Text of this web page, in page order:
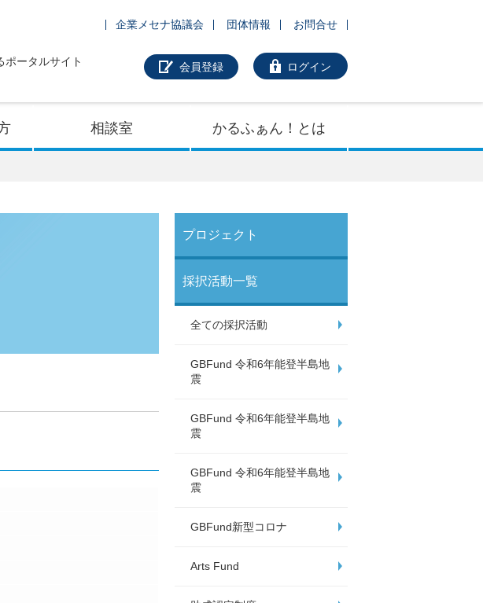
ポータルサイト
企業メセナ協議会 団体情報 お問合せ
会員登録 ログイン
相談室 かるふぁん！とは
プロジェクト
採択活動一覧
全ての採択活動
GBFund 令和6年能登半島地
震
GBFund 令和6年能登半島地
震
GBFund 令和6年能登半島地
震
GBFund新型コロナ
Arts Fund